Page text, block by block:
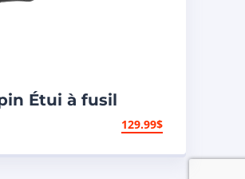
Étui à fusil
Boot IV »
129.99$